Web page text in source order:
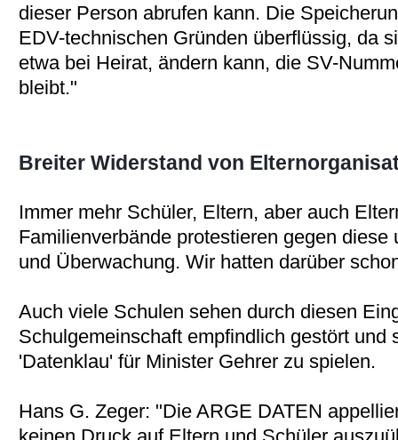
dieser Person abrufen kann. Die
EDV-technischen Gründen überflüssig, da
etwa bei Heirat, ändern kann, die SV-
bleibt."
Breiter Widerstand von
Immer mehr Schüler, Eltern, aber auch
Familienverbände protestieren gegen
und Überwachung. Wir hatten darüber
Auch viele Schulen sehen durch diesen
Schulgemeinschaft empfindlich gestört und
'Datenklau' für Minister Gehrer zu spielen.
Hans G. Zeger: "Die ARGE DATEN